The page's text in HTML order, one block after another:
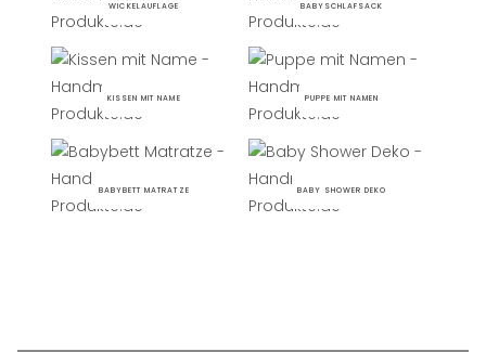
WICKELAUFLAGE BABYSCHLAFSACK
KISSEN MIT NAME PUPPE MIT NAMEN
BABYBETT MATRATZE BABY SHOWER DEKO